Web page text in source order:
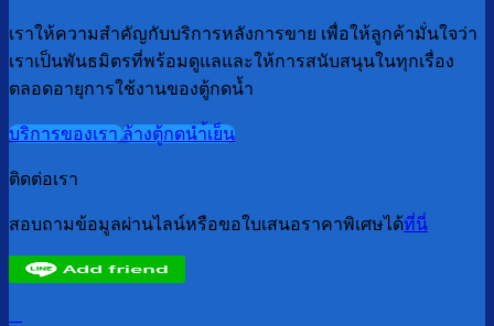
เราให้ความสำคัญกับบริการหลังการขาย เพื่อให้ลูกค้ามั่นใจว่า
เราเป็นพันธมิตรที่พร้อมดูแลและให้การสนับสนุนในทุกเรื่อง
ตลอดอายุการใช้งานของตู้กดน้ำ
บริการของเราล้างตู้กดนำ้เย็น
ติดต่อเรา
สอบถามข้อมูลผ่านไลน์หรือขอใบเสนอราคาพิเศษได้ที่นี่